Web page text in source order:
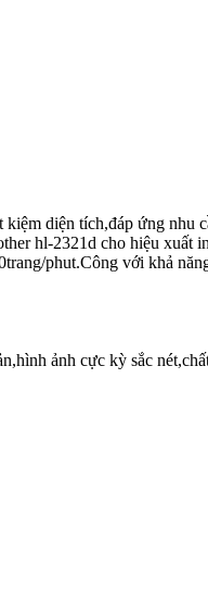
diện tích,đáp ứng nhu
hl-2321d cho hiệu xuất
phut.Công với khả
ảnh cực kỳ sắc